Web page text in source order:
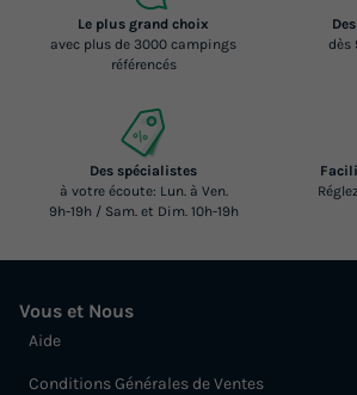
Le plus grand choix
avec plus de 3000 campings
référencés
dès
Des spécialistes
à votre écoute: Lun. à Ven.
9h-19h / Sam. et Dim. 10h-19h
Vous et Nous
Aide
Conditions Générales de Ventes